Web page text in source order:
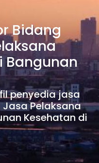
Bidang
Bangunan
penyedia jasa
Pelaksana
Kesehatan di